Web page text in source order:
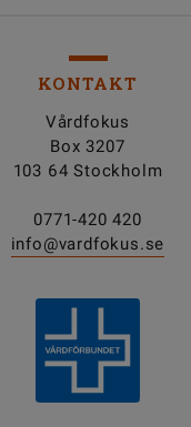
KONTAKT
Vårdfokus
Box 3207
103 64 Stockholm
0771-420 420
info@vardfokus.se